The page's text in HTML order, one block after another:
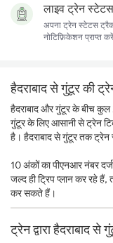
लाइव ट्रेन स्टेटस
अपना ट्रेन स्टेटस
नोटिफ़िकेशन प्राप्त करें
हैदराबाद से गुंटूर की
हैदराबाद और गुंटूर के बीच
गुंटूर के लिए आसानी से ट्रेन
है। हैदराबाद से गुंटूर तक
10 अंकों का पीएनआर नंबर
जल्द ही ट्रिप प्लान कर रहे हैं,
कर सकते हैं।
ट्रेन द्वारा हैदराबाद से